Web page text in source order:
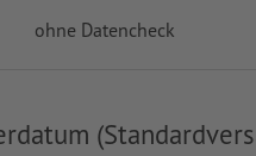
ohne Datencheck